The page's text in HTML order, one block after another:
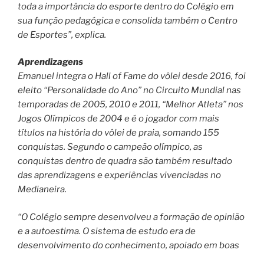
toda a importância do esporte dentro do Colégio em
sua função pedagógica e consolida também o Centro
de Esportes”, explica.
Aprendizagens
Emanuel integra o Hall of Fame do vôlei desde 2016, foi
eleito “Personalidade do Ano” no Circuito Mundial nas
temporadas de 2005, 2010 e 2011, “Melhor Atleta” nos
Jogos Olímpicos de 2004 e é o jogador com mais
títulos na história do vôlei de praia, somando 155
conquistas. Segundo o campeão olímpico, as
conquistas dentro de quadra são também resultado
das aprendizagens e experiências vivenciadas no
Medianeira.
“O Colégio sempre desenvolveu a formação de opinião
e a autoestima. O sistema de estudo era de
desenvolvimento do conhecimento, apoiado em boas